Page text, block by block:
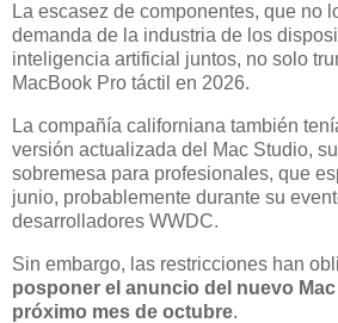
La escasez de componentes, que no
demanda de la industria de los
inteligencia artificial juntos, no solo
MacBook Pro táctil en 2026.
La compañía californiana también
versión actualizada del Mac Studio,
sobremesa para profesionales, que
junio, probablemente durante su
desarrolladores WWDC.
Sin embargo, las restricciones han
posponer el anuncio del nuevo Mac
próximo mes de octubre.